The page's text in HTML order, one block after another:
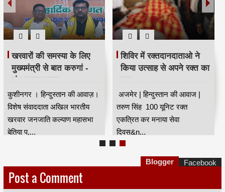
खरवारों की समस्या के लिए
मुख्यमंत्री से बात करुगां -
शंभू कुमार सुमन
कुशीनगर । हिन्दुस्तान की आवाज़।
विशेष संवाददाता अखिल भारतीय
खरवार जनजाति कल्याण महासभा
बेतिया प,...
शिविर में रक्तदानदाताओ ने
किया उत्साह से अपने रक्त का
दान
अजमेर | हिन्दुस्तान की आवाज |
तरुण सिंह 100 यूनिट रक्त
एकत्रित कर मनाया सेवा
दिवस&n...
Post a Comment
Blogger Facebook